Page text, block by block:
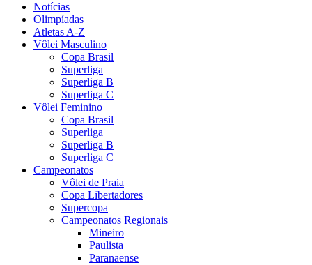
Notícias
Olimpíadas
Atletas A-Z
Vôlei Masculino
Copa Brasil
Superliga
Superliga B
Superliga C
Vôlei Feminino
Copa Brasil
Superliga
Superliga B
Superliga C
Campeonatos
Vôlei de Praia
Copa Libertadores
Supercopa
Campeonatos Regionais
Mineiro
Paulista
Paranaense